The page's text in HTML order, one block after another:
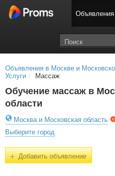
Объявления
Объявления в Москве и
Услуги / Массаж
Обучение массаж в
области
Москва и Московская область
Выберите город
+Добавить объявление